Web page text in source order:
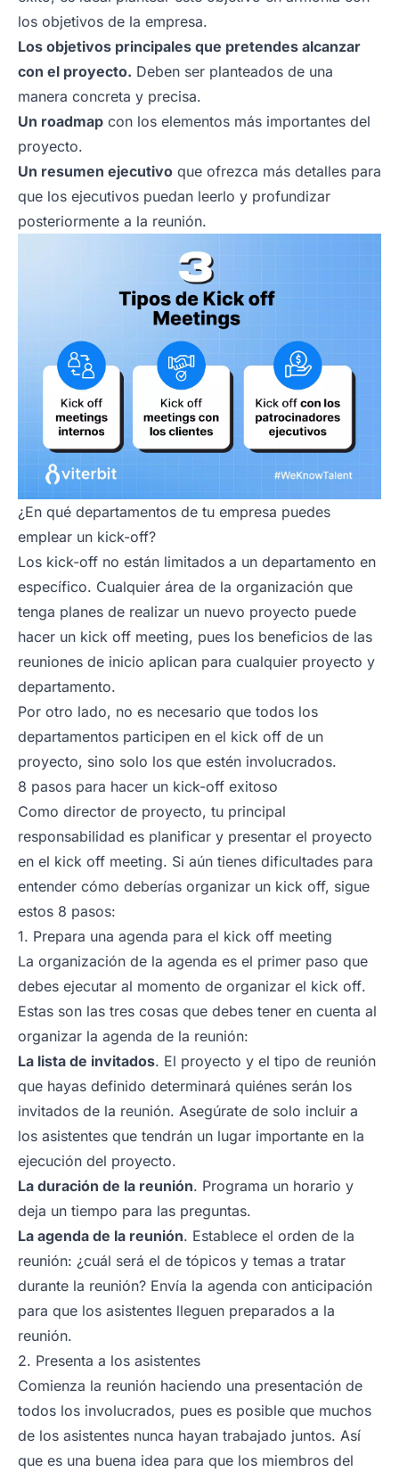
los objetivos de la empresa.
Los objetivos principales que pretendes alcanzar
con el proyecto. Deben ser planteados de una
manera concreta y precisa.
Un roadmap con los elementos más importantes del
proyecto.
Un resumen ejecutivo que ofrezca más detalles para
que los ejecutivos puedan leerlo y profundizar
posteriormente a la reunión.
¿En qué departamentos de tu empresa puedes
emplear un kick-off?
Los kick-off no están limitados a un departamento en
específico. Cualquier área de la organización que
tenga planes de realizar un nuevo proyecto puede
hacer un kick off meeting, pues los beneficios de las
reuniones de inicio aplican para cualquier proyecto y
departamento.
Por otro lado, no es necesario que todos los
departamentos participen en el kick off de un
proyecto, sino solo los que estén involucrados.
8 pasos para hacer un kick-off exitoso
Como director de proyecto, tu principal
responsabilidad es planificar y presentar el proyecto
en el kick off meeting. Si aún tienes dificultades para
entender cómo deberías organizar un kick off, sigue
estos 8 pasos:
1. Prepara una agenda para el kick off meeting
La organización de la agenda es el primer paso que
debes ejecutar al momento de organizar el kick off.
Estas son las tres cosas que debes tener en cuenta al
organizar la agenda de la reunión:
La lista de invitados. El proyecto y el tipo de reunión
que hayas definido determinará quiénes serán los
invitados de la reunión. Asegúrate de solo incluir a
los asistentes que tendrán un lugar importante en la
ejecución del proyecto.
La duración de la reunión. Programa un horario y
deja un tiempo para las preguntas.
La agenda de la reunión. Establece el orden de la
reunión: ¿cuál será el de tópicos y temas a tratar
durante la reunión? Envía la agenda con anticipación
para que los asistentes lleguen preparados a la
reunión.
2. Presenta a los asistentes
Comienza la reunión haciendo una presentación de
todos los involucrados, pues es posible que muchos
de los asistentes nunca hayan trabajado juntos. Así
que es una buena idea para que los miembros del